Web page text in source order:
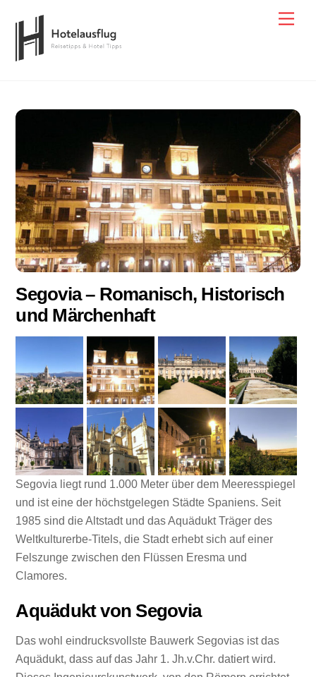
content
Segovia – Romanisch, Historisch
und Märchenhaft
Segovia liegt rund 1.000 Meter über dem Meeresspiegel
und ist eine der höchstgelegen Städte Spaniens. Seit
1985 sind die Altstadt und das Aquädukt Träger des
Weltkulturerbe-Titels, die Stadt erhebt sich auf einer
Felszunge zwischen den Flüssen Eresma und
Clamores.
Aquädukt von Segovia
Das wohl eindrucksvollste Bauwerk Segovias ist das
Aquädukt, dass auf das Jahr 1. Jh.v.Chr. datiert wird.